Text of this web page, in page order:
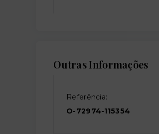
Outras Informações
Referência:
O-72974-115354